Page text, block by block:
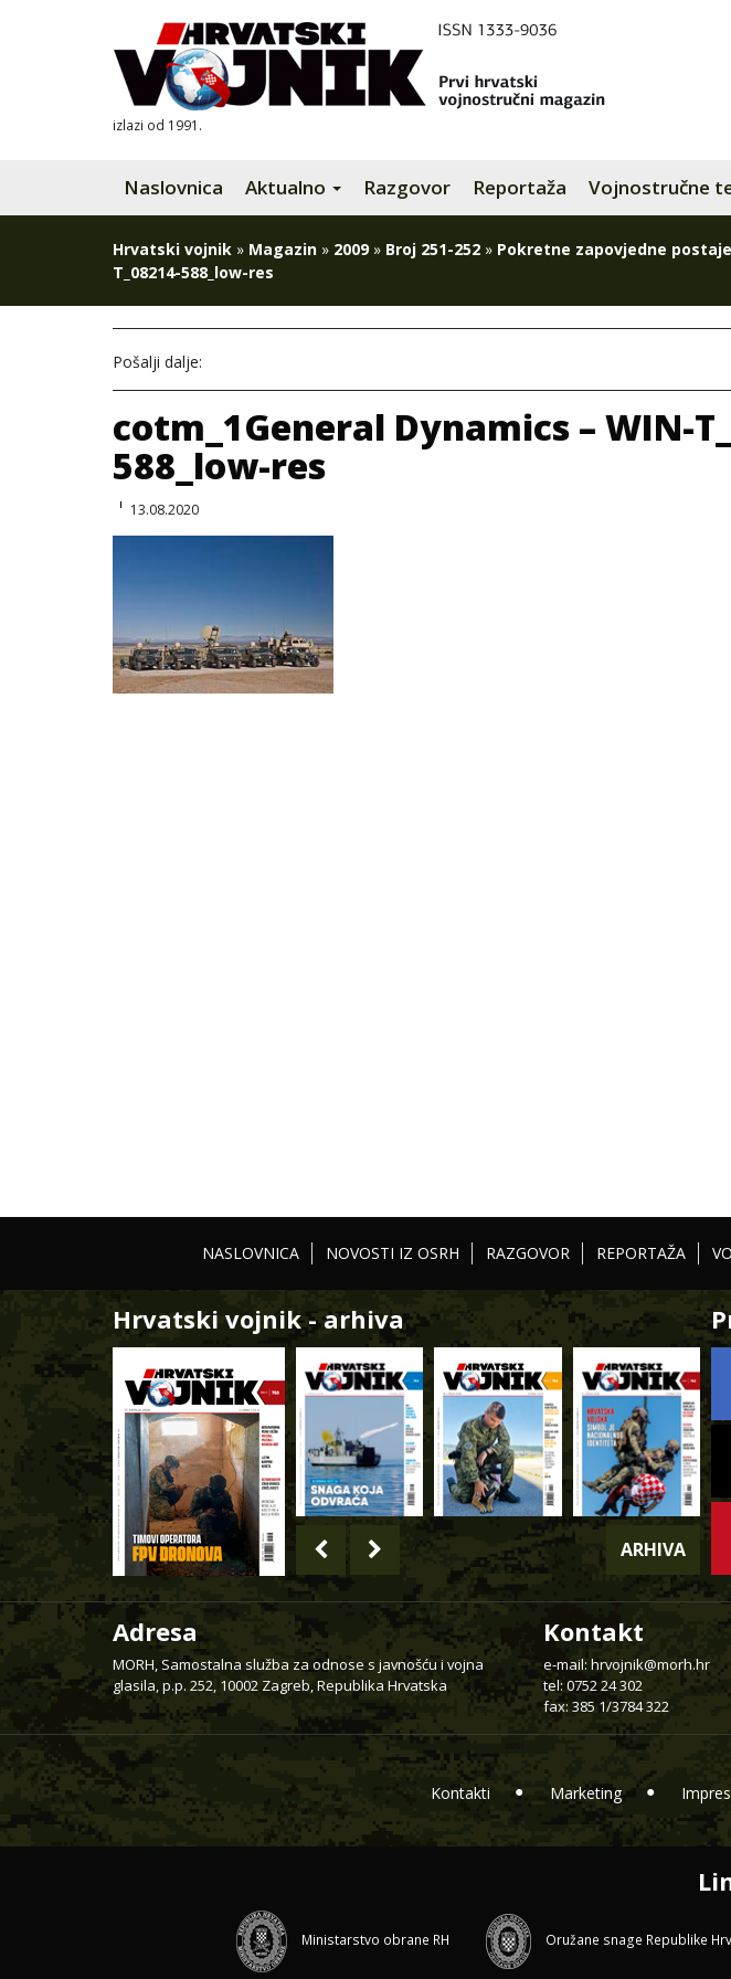
izlazi od 1991.
Naslovnica Aktualno Razgovor Reportaža Vojnostručne
Hrvatski vojnik » Magazin » 2009» Broj 251-252 » Pokretne zapovjedne postaje
T_08214-588_low-res
Pošalji dalje:
cotm_1General Dynamics – WIN-
588_low-res
13.08.2020
NASLOVNICA NOVOSTI IZ OSRH RAZGOVOR REPORTAŽA
Hrvatski vojnik - arhiva
ARHIVA
Adresa
MORH, Samostalna služba za odnose s javnošću i vojna
glasila, p.p. 252, 10002 Zagreb, Republika Hrvatska
Kontakt
e-mail: hrvojnik@morh.hr
tel: 0752 24 302
fax: 385 1/3784 322
Kontakti Marketing
Ministarstvo obrane RH Oružane snage Republike